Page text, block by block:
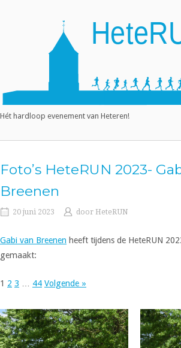
Hét hardloop evenement van Heteren!
Foto’s HeteRUN 2023-
Breenen
20 juni 2023 door HeteRUN
Gabi van Breenen heeft tijdens de HeteRUN
gemaakt:
1 2 3 44 Volgende »